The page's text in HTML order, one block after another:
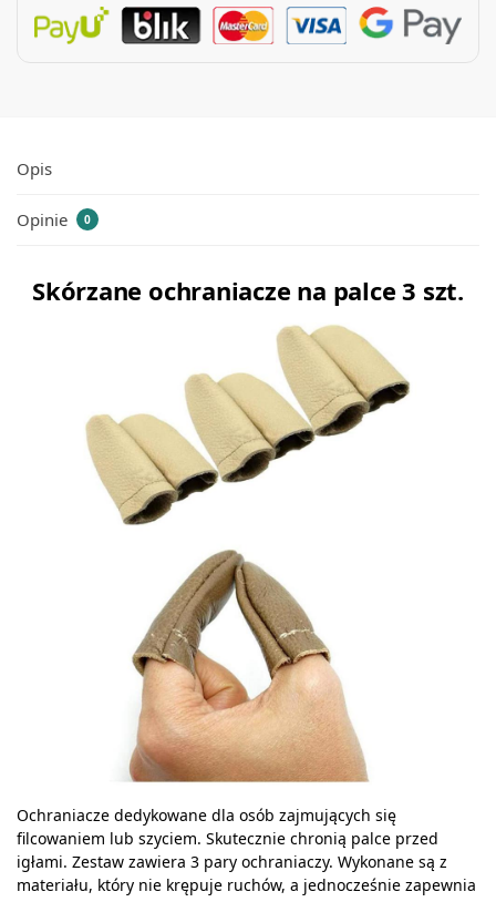
Opis
Opinie 0
Skórzane ochraniacze na palce 3 szt.
Ochraniacze dedykowane dla osób zajmujących się
filcowaniem lub szyciem. Skutecznie chronią palce przed
igłami. Zestaw zawiera 3 pary ochraniaczy. Wykonane są z
materiału, który nie krępuje ruchów, a jednocześnie zapewnia